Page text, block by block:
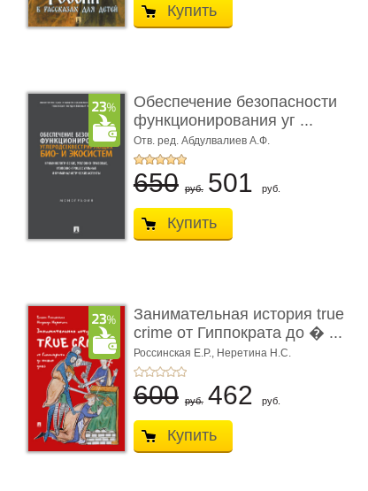
Купить
Обеспечение безопасности
функционирования уг ...
Отв. ред. Абдулвалиев А.Ф.
650 руб. 501 руб.
Купить
Занимательная история true
crime от Гиппократа до � ...
Россинская Е.Р., Неретина Н.С.
600 руб. 462 руб.
Купить